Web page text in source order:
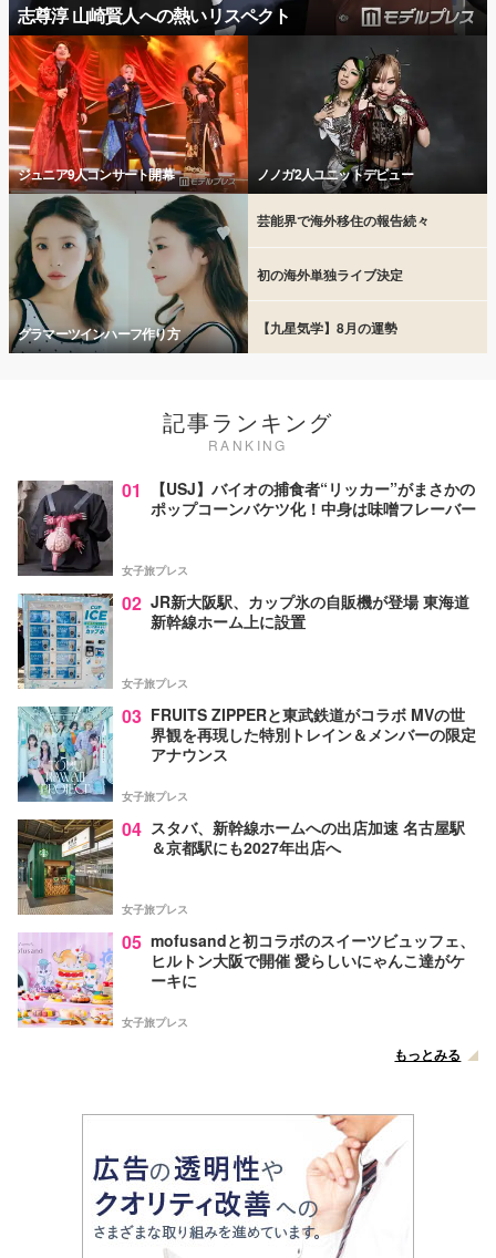
志尊淳 山崎賢人への熱いリスペクト
ジュニア9人コンサート開幕 ノノガ2人ユニットデビュー
グラマーツインハーフ作り方
芸能界で海外移住の報告続々
初の海外単独ライブ決定
【九星気学】8月の運勢
記事ランキング
RANKING
01
【USJ】バイオの捕食者“リッカー”がまさかの
ポップコーンバケツ化！中身は味噌フレーバー
女子旅プレス
02 JR新大阪駅、カップ氷の自販機が登場 東海道
新幹線ホーム上に設置
女子旅プレス
03 FRUITS ZIPPERと東武鉄道がコラボ MVの世
界観を再現した特別トレイン＆メンバーの限定
アナウンス
女子旅プレス
04 スタバ、新幹線ホームへの出店加速 名古屋駅
＆京都駅にも2027年出店へ
女子旅プレス
05 mofusandと初コラボのスイーツビュッフェ、
ヒルトン大阪で開催 愛らしいにゃんこ達がケ
ーキに
女子旅プレス
もっとみる